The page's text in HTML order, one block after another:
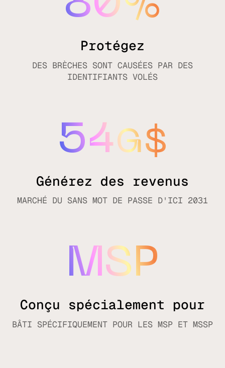
%
Protégez
DES BRÈCHES SONT CAUSÉES PAR DES
IDENTIFIANTS VOLÉS
54G$
Générez des revenus
MARCHÉ DU SANS MOT DE PASSE D'ICI 2031
MSP
Conçu spécialement pour
BÂTI SPÉCIFIQUEMENT POUR LES MSP ET MSSP